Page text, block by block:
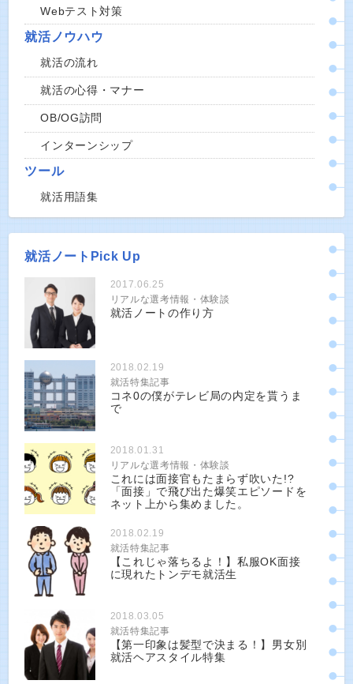
Webテスト対策
就活ノウハウ
就活の流れ
就活の心得・マナー
OB/OG訪問
インターンシップ
ツール
就活用語集
就活ノートPick Up
2017.06.25
リアルな選考情報・体験談
就活ノートの作り方
2018.02.19
就活特集記事
コネ0の僕がテレビ局の内定を貰うま
で
2018.01.31
リアルな選考情報・体験談
これには面接官もたまらず吹いた!?
「面接」で飛び出た爆笑エピソードを
ネット上から集めました。
2018.02.19
就活特集記事
【これじゃ落ちるよ！】私服OK面接
に現れたトンデモ就活生
2018.03.05
就活特集記事
【第一印象は髪型で決まる！】男女別
就活ヘアスタイル特集